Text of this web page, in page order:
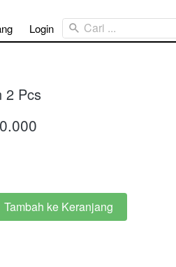
Login Cari ...
2 Pcs
`
Tambah ke Keranjang